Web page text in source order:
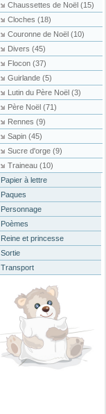
Chaussettes de Noël (15)
Cloches (18)
Couronne de Noël (10)
Divers (45)
Flocon (37)
Guirlande (5)
Lutin du Père Noël (3)
Père Noël (71)
Rennes (9)
Sapin (45)
Sucre d'orge (9)
Traineau (10)
Papier à lettre
Paques
Personnage
Poèmes
Reine et princesse
Sortie
Transport